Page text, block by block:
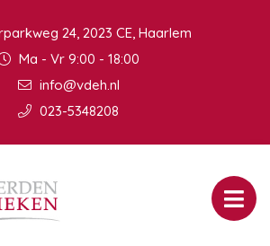
24, 2023 CE, Haarlem
Ma - Vr 9:00 - 18:00
info@vdeh.nl
023-5348208